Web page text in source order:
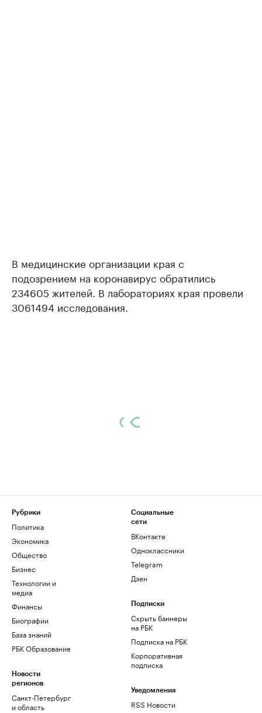
В медицинские организации края с
подозрением на коронавирус обратились
234605 жителей. В лабораториях края провели
3061494 исследования.
Рубрики
Политика
Экономика
Общество
Бизнес
Технологии и
медиа
Финансы
Биографии
База знаний
РБК Образование
Новости
регионов
Санкт-Петербург
и область
Социальные
сети
ВКонтакте
Одноклассники
Telegram
Дзен
Подписки
Скрыть баннеры
на РБК
Подписка на РБК
Корпоративная
подписка
Уведомления
RSS Новости